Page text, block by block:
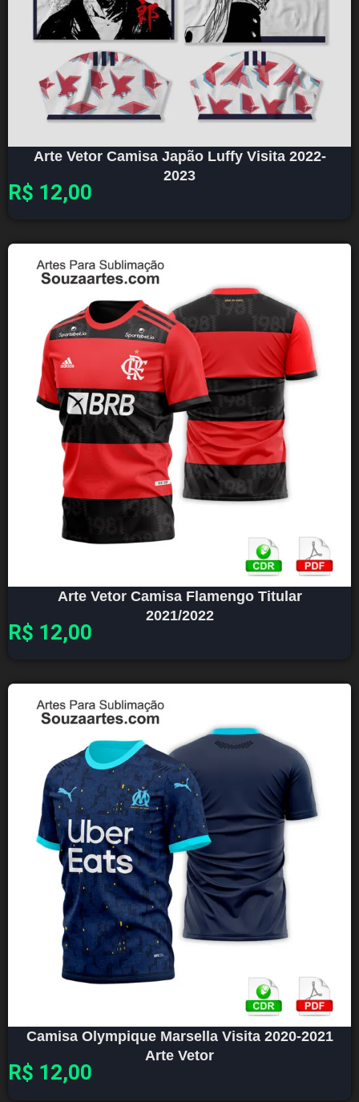
Arte Vetor Camisa Japão Luffy Visita 2022-
2023
R$ 12,00
Arte Vetor Camisa Flamengo Titular
2021/2022
R$ 12,00
Camisa Olympique Marsella Visita 2020-2021
Arte Vetor
R$ 12,00